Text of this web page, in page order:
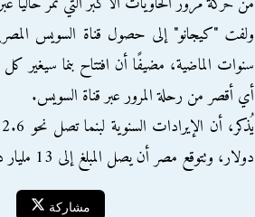
أي أقصر من رحلة المرور عبر قناة السويس.
دولار، وتتوقع مصر أن يصل المبلغ إلى 13 مليار دولار عام 2023.
مشاركة